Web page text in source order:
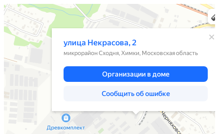
Химки
Яндекс Карты — транспорт, навигация, поиск мест